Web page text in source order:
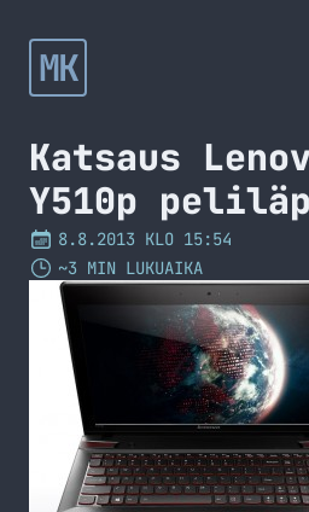
MK
Katsaus
Y510p
8.8.2013 KLO 15:54
~3 MIN LUKUAIKA